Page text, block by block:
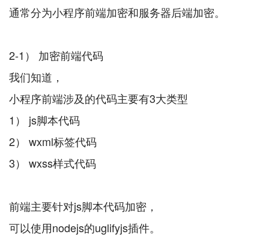
通常分为小程序前端加密和服务器后端加密。
2-1） 加密前端代码
我们知道，
小程序前端涉及的代码主要有3大类型
1） js脚本代码
2） wxml标签代码
3） wxss样式代码
前端主要针对js脚本代码加密，
可以使用nodejs的uglifyjs插件。